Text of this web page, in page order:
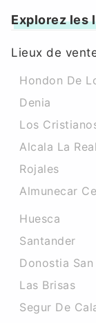
Explorez les
Lieux de
Hondon De
Denia
Los
Alcala La Real
Rojales
Almunecar
Huesca
Santander
Donostia
Las Brisas
Segur De